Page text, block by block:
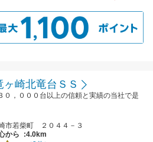
崎北竜台ＳＳ
０，０００台以上の信頼と実績の当社で是
市若柴町 ２０４４－３
から
:4.0km